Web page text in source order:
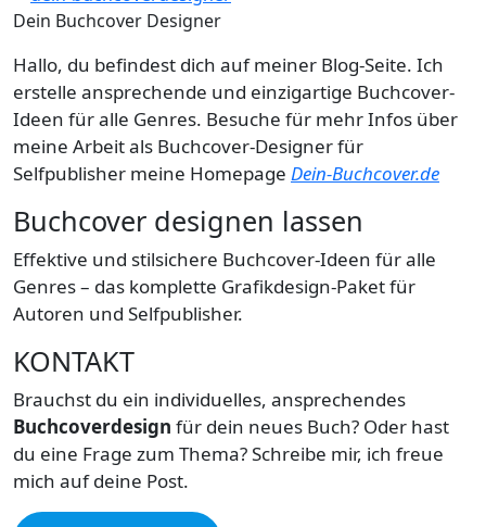
Dein Buchcover Designer
Hallo, du befindest dich auf meiner Blog-Seite. Ich
erstelle ansprechende und einzigartige Buchcover-
Ideen für alle Genres. Besuche für mehr Infos über
meine Arbeit als Buchcover-Designer für
Selfpublisher meine Homepage Dein-Buchcover.de
Buchcover designen lassen
Effektive und stilsichere Buchcover-Ideen für alle
Genres – das komplette Grafikdesign-Paket für
Autoren und Selfpublisher.
KONTAKT
Brauchst du ein individuelles, ansprechendes
Buchcoverdesign für dein neues Buch? Oder hast
du eine Frage zum Thema? Schreibe mir, ich freue
mich auf deine Post.